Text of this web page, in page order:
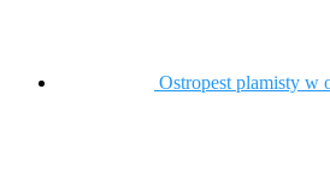
Ostropest plamisty w